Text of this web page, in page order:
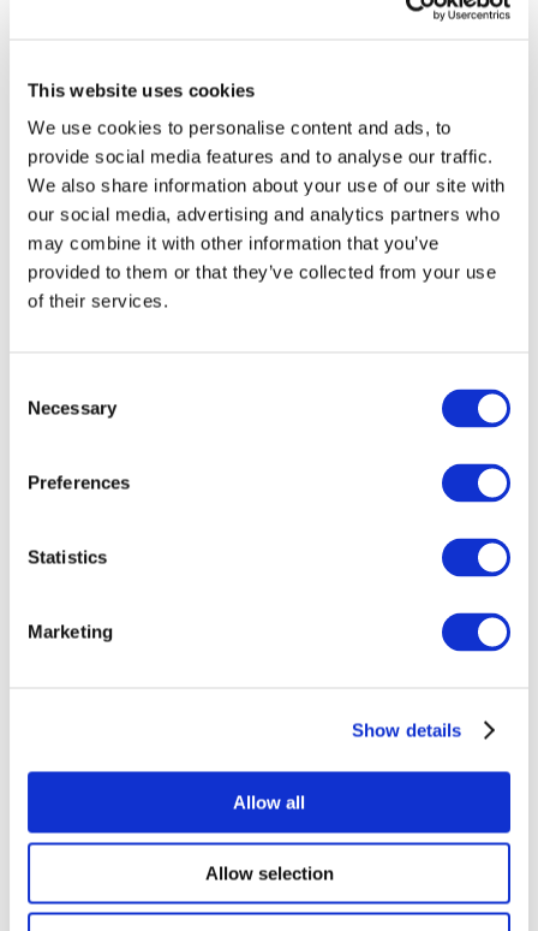
This website uses cookies
We use cookies to personalise content and ads, to
provide social media features and to analyse our traffic.
We also share information about your use of our site with
our social media, advertising and analytics partners who
may combine it with other information that you’ve
provided to them or that they’ve collected from your use
of their services.
Selection
Necessary
Preferences
Statistics
Marketing
Show details
Allow all
Allow selection
Без поджанра
Применить